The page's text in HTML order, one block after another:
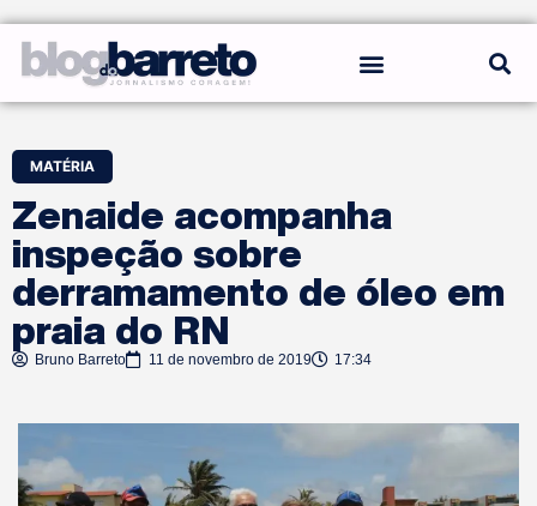
MATÉRIA
Zenaide acompanha
inspeção sobre
derramamento de óleo em
praia do RN
Bruno Barreto 11 de novembro de 2019 17:34